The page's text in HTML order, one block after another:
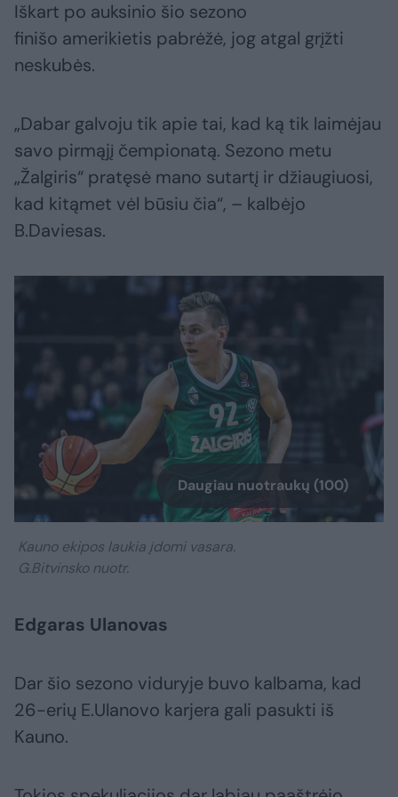
Iškart po auksinio šio sezono
finišo amerikietis pabrėžė, jog atgal grįžti
neskubės.
„Dabar galvoju tik apie tai, kad ką tik laimėjau
savo pirmąjį čempionatą. Sezono metu
„Žalgiris“ pratęsė mano sutartį ir džiaugiuosi,
kad kitąmet vėl būsiu čia“, – kalbėjo
B.Daviesas.
Daugiau nuotraukų (100)
Kauno ekipos laukia įdomi vasara.
G.Bitvinsko nuotr.
Edgaras Ulanovas
Dar šio sezono viduryje buvo kalbama, kad
26-erių E.Ulanovo karjera gali pasukti iš
Kauno.